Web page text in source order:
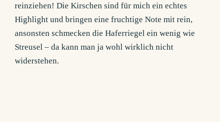
reinziehen! Die Kirschen sind für mich ein echtes
Highlight und bringen eine fruchtige Note mit rein,
ansonsten schmecken die Haferriegel ein wenig wie
Streusel – da kann man ja wohl wirklich nicht
widerstehen.